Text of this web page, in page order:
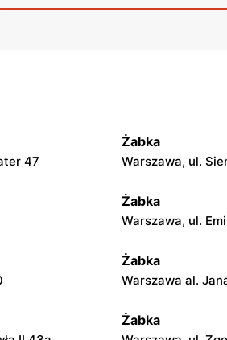
47
Żabka
Warszawa, ul.
Żabka
Warszawa, ul.
Żabka
Warszawa al.
Żabka